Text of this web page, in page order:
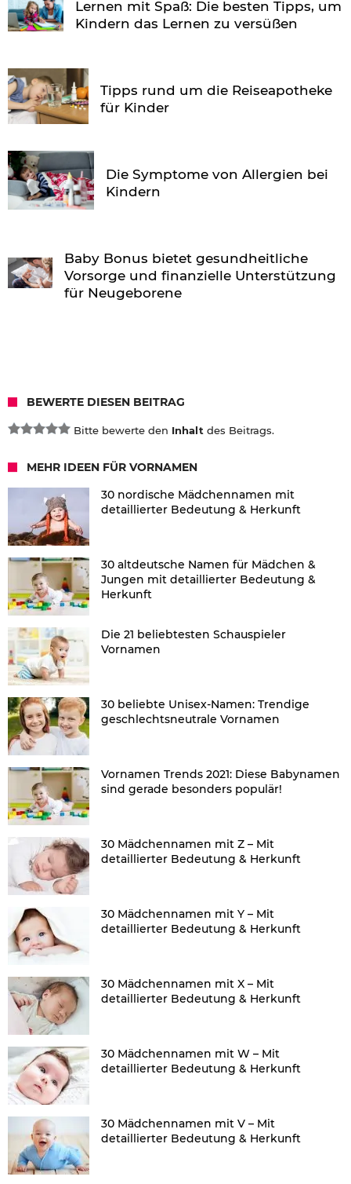
Lernen mit Spaß: Die besten Tipps, um
Kindern das Lernen zu versüßen
Tipps rund um die Reiseapotheke
für Kinder
Die Symptome von Allergien bei
Kindern
Baby Bonus bietet gesundheitliche
Vorsorge und finanzielle Unterstützung
für Neugeborene
BEWERTE DIESEN BEITRAG
Bitte bewerte den Inhalt des Beitrags.
MEHR IDEEN FÜR VORNAMEN
30 nordische Mädchennamen mit
detaillierter Bedeutung & Herkunft
30 altdeutsche Namen für Mädchen &
Jungen mit detaillierter Bedeutung &
Herkunft
Die 21 beliebtesten Schauspieler
Vornamen
30 beliebte Unisex-Namen: Trendige
geschlechtsneutrale Vornamen
Vornamen Trends 2021: Diese Babynamen
sind gerade besonders populär!
30 Mädchennamen mit Z – Mit
detaillierter Bedeutung & Herkunft
30 Mädchennamen mit Y – Mit
detaillierter Bedeutung & Herkunft
30 Mädchennamen mit X – Mit
detaillierter Bedeutung & Herkunft
30 Mädchennamen mit W – Mit
detaillierter Bedeutung & Herkunft
30 Mädchennamen mit V – Mit
detaillierter Bedeutung & Herkunft